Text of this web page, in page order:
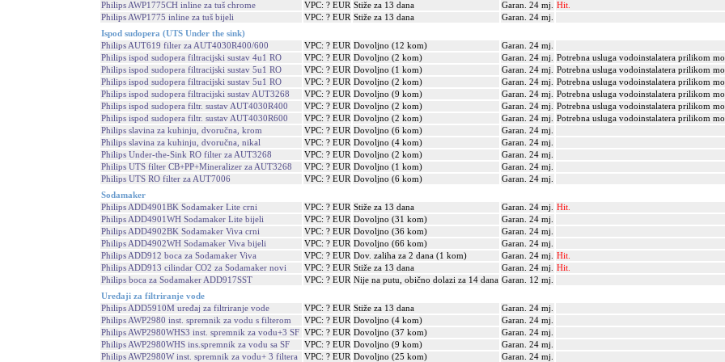
Philips AWP1775CH inline za tuš chrome
VPC: ? EUR Stiže za 13 dana Garan. 24 mj.
Hit.
Philips AWP1775 inline za tuš bijeli
VPC: ? EUR Stiže za 13 dana
Garan. 24 mj.
Ispod sudopera (UTS Under the sink)
Philips AUT619 filter za AUT4030R400/600
VPC: ? EUR Dovoljno (12 kom)
Garan. 24 mj.
Philips ispod sudopera filtracijski sustav 4u1 RO
VPC: ? EUR Dovoljno (2 kom) Garan. 24 mj.
Potrebna usluga vodoinstalatera prilikom
Philips ispod sudopera filtracijski sustav 5u1 RO
VPC: ? EUR Dovoljno (1 kom) Garan. 24 mj.
Potrebna usluga vodoinstalatera prilikom
Philips ispod sudopera filtracijski sustav 5u1 RO
VPC: ? EUR Dovoljno (2 kom) Garan. 24 mj.
Potrebna usluga vodoinstalatera prilikom
Philips ispod sudopera filtracijski sustav AUT3268
VPC: ? EUR Dovoljno (9 kom) Garan. 24 mj.
Potrebna usluga vodoinstalatera prilikom
Philips ispod sudopera filtr. sustav AUT4030R400
VPC: ? EUR Dovoljno (2 kom) Garan. 24 mj.
Potrebna usluga vodoinstalatera prilikom
Philips ispod sudopera filtr. sustav AUT4030R600
VPC: ? EUR Dovoljno (2 kom) Garan. 24 mj.
Potrebna usluga vodoinstalatera prilikom
Philips slavina za kuhinju, dvoručna, krom
VPC: ? EUR Dovoljno (6 kom)
Garan. 24 mj.
Philips slavina za kuhinju, dvoručna, nikal
VPC: ? EUR Dovoljno (4 kom)
Garan. 24 mj.
Philips Under-the-Sink RO filter za AUT3268
VPC: ? EUR Dovoljno (2 kom)
Garan. 24 mj.
Philips UTS filter CB+PP+Mineralizer za AUT3268
VPC: ? EUR Dovoljno (1 kom)
Garan. 24 mj.
Philips UTS RO filter za AUT7006
VPC: ? EUR Dovoljno (6 kom)
Garan. 24 mj.
Sodamaker
Philips ADD4901BK Sodamaker Lite crni
VPC: ? EUR Stiže za 13 dana Garan. 24 mj.
Hit.
Philips ADD4901WH Sodamaker Lite bijeli
VPC: ? EUR Dovoljno (31 kom)
Garan. 24 mj.
Philips ADD4902BK Sodamaker Viva crni
VPC: ? EUR Dovoljno (36 kom)
Garan. 24 mj.
Philips ADD4902WH Sodamaker Viva bijeli
VPC: ? EUR Dovoljno (66 kom)
Garan. 24 mj.
Philips ADD912 boca za Sodamaker Viva
VPC: ? EUR Dov. zaliha za 2 dana (1 kom) Garan. 24 mj.
Hit.
Philips ADD913 cilindar CO2 za Sodamaker novi
VPC: ? EUR Stiže za 13 dana Garan. 24 mj.
Hit.
Philips boca za Sodamaker ADD917SST
VPC: ? EUR Nije na putu, obično dolazi za 14 dana Garan. 12 mj.
Uređaji za filtriranje vode
Philips ADD5910M uređaj za filtriranje vode
VPC: ? EUR Stiže za 13 dana
Garan. 24 mj.
Philips AWP2980 inst. spremnik za vodu s filterom
VPC: ? EUR Dovoljno (4 kom)
Garan. 24 mj.
Philips AWP2980WHS3 inst. spremnik za vodu+3 SF VPC: ? EUR Dovoljno (37 kom)
Garan. 24 mj.
Philips AWP2980WHS ins.spremnik za vodu sa SF
VPC: ? EUR Dovoljno (9 kom)
Garan. 24 mj.
Philips AWP2980W inst. spremnik za vodu+ 3 filtera
VPC: ? EUR Dovoljno (25 kom) Garan. 24 mj.